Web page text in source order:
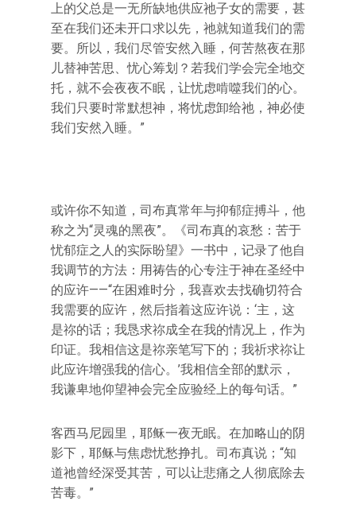
上的父总是一无所缺地供应祂子女的需要，甚
至在我们还未开口求以先，祂就知道我们的需
要。所以，我们尽管安然入睡，何苦熬夜在那
儿替神苦思、忧心筹划？若我们学会完全地交
托，就不会夜夜不眠，让忧虑啃噬我们的心。
我们只要时常默想神，将忧虑卸给祂，神必使
我们安然入睡。”
或许你不知道，司布真常年与抑郁症搏斗，他
称之为“灵魂的黑夜”。《司布真的哀愁：苦于
忧郁症之人的实际盼望》一书中，记录了他自
我调节的方法：用祷告的心专注于神在圣经中
的应许——“在困难时分，我喜欢去找确切符合
我需要的应许，然后指着这应许说：‘主，这
是祢的话；我恳求祢成全在我的情况上，作为
印证。我相信这是祢亲笔写下的；我祈求祢让
此应许增强我的信心。’我相信全部的默示，
我谦卑地仰望神会完全应验经上的每句话。”
客西马尼园里，耶稣一夜无眠。在加略山的阴
影下，耶稣与焦虑忧愁挣扎。司布真说；“知
道祂曾经深受其苦，可以让悲痛之人彻底除去
苦毒。”